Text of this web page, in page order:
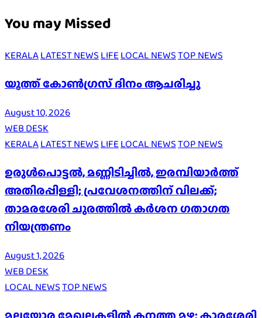
You may Missed
KERALALATEST NEWSLIFELOCAL NEWSTOP NEWS
യൂത്ത് കോൺഗ്രസ് ദിനം ആചരിച്ചു
August 10, 2026
WEB DESK
KERALALATEST NEWSLIFELOCAL NEWSTOP NEWS
ഉരുൾപൊട്ടൽ, മണ്ണിടിച്ചിൽ, ഇരമ്പിയാര്‍ത്ത്
അതിരപ്പിള്ളി; പ്രവേശനത്തിന് വിലക്ക്;
താമരശേരി ചുരത്തില്‍ കര്‍ശന ഗതാഗത
നിയന്ത്രണം
August 1, 2026
WEB DESK
LOCAL NEWSTOP NEWS